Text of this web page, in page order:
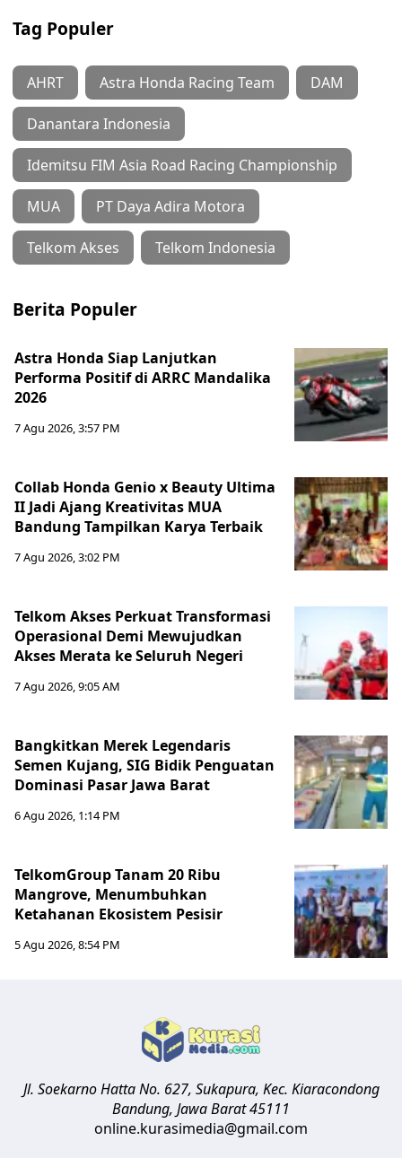
Tag Populer
AHRT Astra Honda Racing Team DAM
Danantara Indonesia
Idemitsu FIM Asia Road Racing Championship
MUA PT Daya Adira Motora
Telkom Akses Telkom Indonesia
Berita Populer
Astra Honda Siap Lanjutkan
Performa Positif di ARRC Mandalika
2026
7 Agu 2026, 3:57 PM
Collab Honda Genio x Beauty Ultima
II Jadi Ajang Kreativitas MUA
Bandung Tampilkan Karya Terbaik
7 Agu 2026, 3:02 PM
Telkom Akses Perkuat Transformasi
Operasional Demi Mewujudkan
Akses Merata ke Seluruh Negeri
7 Agu 2026, 9:05 AM
Bangkitkan Merek Legendaris
Semen Kujang, SIG Bidik Penguatan
Dominasi Pasar Jawa Barat
6 Agu 2026, 1:14 PM
TelkomGroup Tanam 20 Ribu
Mangrove, Menumbuhkan
Ketahanan Ekosistem Pesisir
5 Agu 2026, 8:54 PM
Jl. Soekarno Hatta No. 627, Sukapura, Kec. Kiaracondong
Bandung, Jawa Barat45111
online.kurasimedia@gmail.com